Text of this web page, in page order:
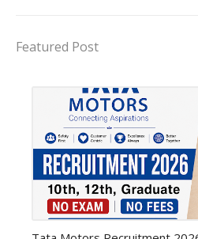
Featured Post